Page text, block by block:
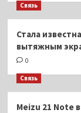
Связь
Стала
вытяжным
0
Связь
Meizu 21 Note